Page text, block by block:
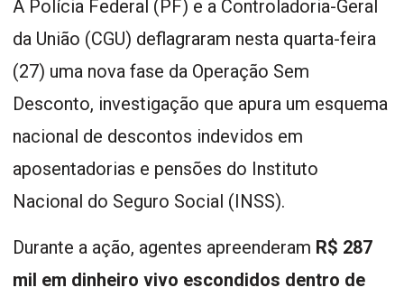
A Polícia Federal (PF) e a Controladoria-Geral
da União (CGU) deflagraram nesta quarta-feira
(27) uma nova fase da Operação Sem
Desconto, investigação que apura um esquema
nacional de descontos indevidos em
aposentadorias e pensões do Instituto
Nacional do Seguro Social (INSS).
Durante a ação, agentes apreenderam R$ 287
mil em dinheiro vivo escondidos dentro de